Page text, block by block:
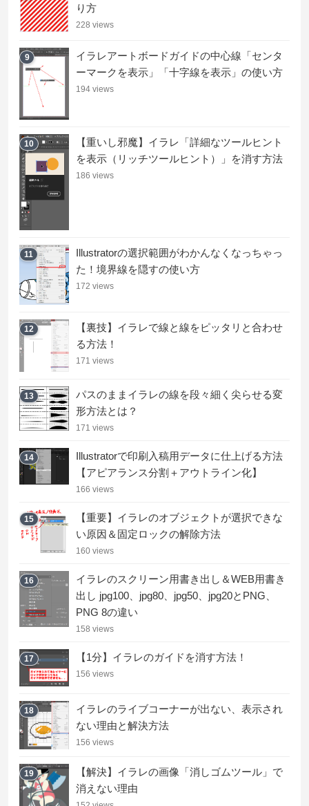
り方
228 views
9
イラレアートボードガイドの中心線「センタ
ーマークを表示」「十字線を表示」の使い方
194 views
10
【重いし邪魔】イラレ「詳細なツールヒント
を表示（リッチツールヒント）」を消す方法
186 views
11
Illustratorの選択範囲がわかんなくなっちゃっ
た！境界線を隠すの使い方
172 views
12
【裏技】イラレで線と線をピッタリと合わせ
る方法！
171 views
13
パスのままイラレの線を段々細く尖らせる変
形方法とは？
171 views
14
Illustratorで印刷入稿用データに仕上げる方法
【アピアランス分割＋アウトライン化】
166 views
15
【重要】イラレのオブジェクトが選択できな
い原因＆固定ロックの解除方法
160 views
16
イラレのスクリーン用書き出し＆WEB用書き
出し jpg100、jpg80、jpg50、jpg20とPNG、
PNG 8の違い
158 views
17 【1分】イラレのガイドを消す方法！
156 views
18
イラレのライブコーナーが出ない、表示され
ない理由と解決方法
156 views
19
【解決】イラレの画像「消しゴムツール」で
消えない理由